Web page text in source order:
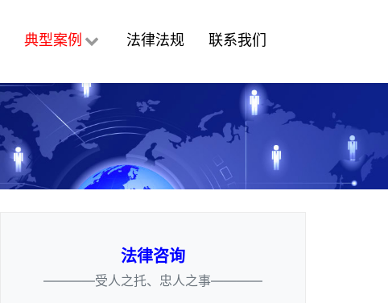
典型案例 法律法规 联系我们
法律咨询
————受人之托、忠人之事————